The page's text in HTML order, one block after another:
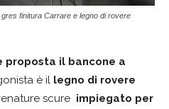
finitura Carrare e legno di rovere
proposta il bancone a
è il legno di rovere
scure impiegato per